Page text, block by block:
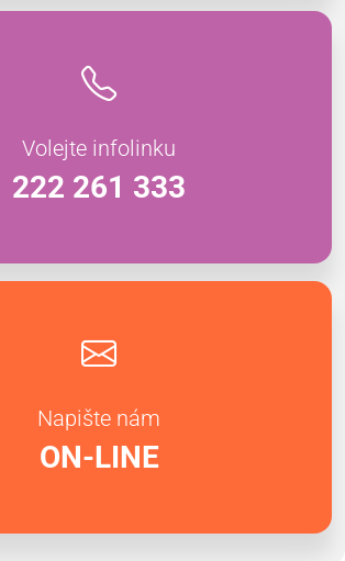
Volejte infolinku
222 261 333
Napište nám
ON-LINE